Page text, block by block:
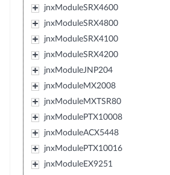
jnxModuleSRX4600
jnxModuleSRX4800
jnxModuleSRX4100
jnxModuleSRX4200
jnxModuleJNP204
jnxModuleMX2008
jnxModuleMXTSR80
jnxModulePTX10008
jnxModuleACX5448
jnxModulePTX10016
jnxModuleEX9251